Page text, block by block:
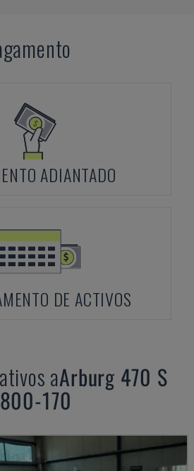
ADIANTADO
DE ACTIVOS
aArburg 470 S
800-170